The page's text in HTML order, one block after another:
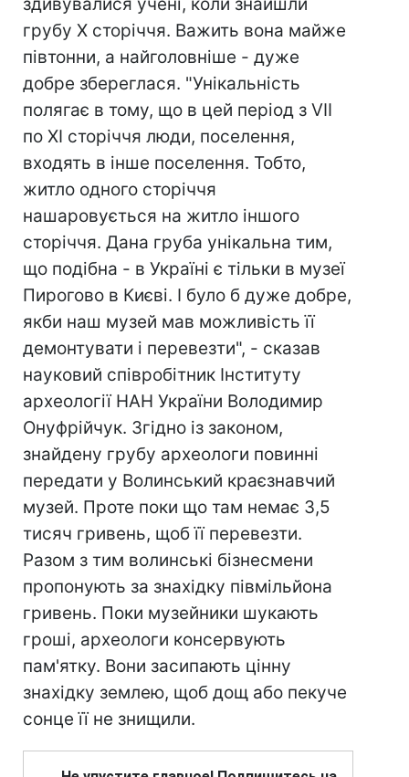
грубу Х сторіччя. Важить вона майже
півтонни, а найголовніше - дуже
добре збереглася. "Унікальність
полягає в тому, що в цей період з VII
по ХІ сторіччя люди, поселення,
входять в інше поселення. Тобто,
житло одного сторіччя
нашаровується на житло іншого
сторіччя. Дана груба унікальна тим,
що подібна - в Україні є тільки в музеї
Пирогово в Києві. І було б дуже добре,
якби наш музей мав можливість її
демонтувати і перевезти", - сказав
науковий співробітник Інституту
археології НАН України Володимир
Онуфрійчук. Згідно із законом,
знайдену грубу археологи повинні
передати у Волинський краєзнавчий
музей. Проте поки що там немає 3,5
тисяч гривень, щоб її перевезти.
Разом з тим волинські бізнесмени
пропонують за знахідку півмільйона
гривень. Поки музейники шукають
гроші, археологи консервують
пам'ятку. Вони засипають цінну
знахідку землею, щоб дощ або пекуче
сонце її не знищили.